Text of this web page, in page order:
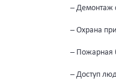
– Демонтаж
– Охрана
– Пожарная
– Доступ